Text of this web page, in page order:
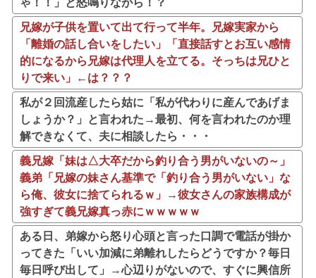
ゃ！！」と怒鳴りながら！？
兄嫁が子供を置いて出て行って半年。兄嫁実家から
「離婚の話し合いをしたい」「直接話すとお互い感情
的になるから兄嫁は代理人を立てる。そっちは兄ひと
りで来い」←は？？？
私が２回流産したら姑に「私が代わりに産んであげま
しょうか？」と言われた→最初、何を言われたのか理
解できなくて、夫に相談したら・・・
義兄嫁「妹は△大卒だから釣り合う男がいないの～」
義弟「兄嫁の妹さん基準で「釣り合う男がいない」な
ら俺、彼女に捨てられるｗ」→彼女さんの家族構成が
強すぎて義兄嫁真っ赤にｗｗｗｗｗ
ある日、弟嫁から怒り心頭と言った口調で電話が掛か
ってきた「いい加減に弟離れしたらどうですか？毎日
毎日呼び出して」→心辺りがないので、すぐに興信所